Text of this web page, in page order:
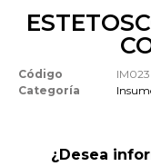
Código
IM023
Categoría
¿Desea